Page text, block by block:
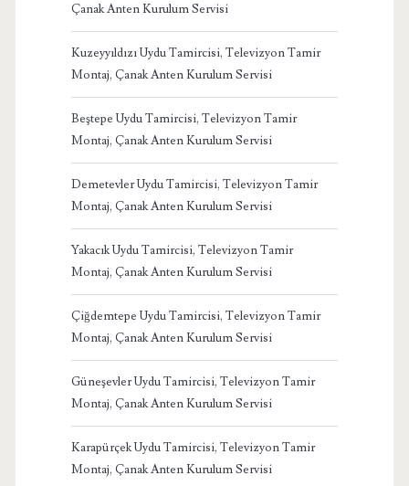
Çanak Anten Kurulum Servisi
Kuzeyyıldızı Uydu Tamircisi, Televizyon Tamir
Montaj, Çanak Anten Kurulum Servisi
Beştepe Uydu Tamircisi, Televizyon Tamir
Montaj, Çanak Anten Kurulum Servisi
Demetevler Uydu Tamircisi, Televizyon Tamir
Montaj, Çanak Anten Kurulum Servisi
Yakacık Uydu Tamircisi, Televizyon Tamir
Montaj, Çanak Anten Kurulum Servisi
Çiğdemtepe Uydu Tamircisi, Televizyon Tamir
Montaj, Çanak Anten Kurulum Servisi
Güneşevler Uydu Tamircisi, Televizyon Tamir
Montaj, Çanak Anten Kurulum Servisi
Karapürçek Uydu Tamircisi, Televizyon Tamir
Montaj, Çanak Anten Kurulum Servisi